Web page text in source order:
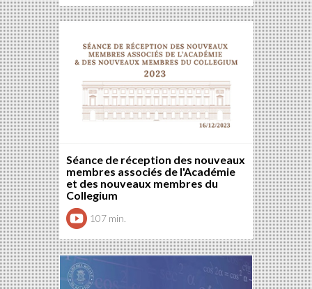
Séance de réception des nouveaux
membres associés de l'Académie
et des nouveaux membres du
Collegium
107 min.